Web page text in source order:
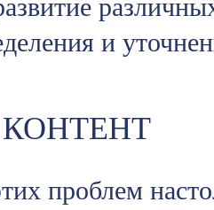
и
проблем